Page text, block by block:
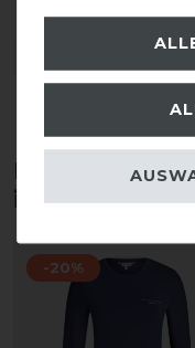
Diese
interessieren
-20%